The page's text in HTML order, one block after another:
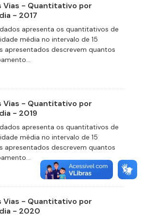
Vias - Quantitativo por
- 2017
apresenta os quantitativos de
média no intervalo de 15
apresentados descrevem quantos
Vias - Quantitativo por
- 2019
apresenta os quantitativos de
média no intervalo de 15
apresentados descrevem quantos
Vias - Quantitativo por
- 2020